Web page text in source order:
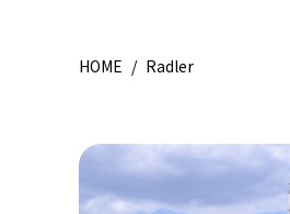
HOME / Radler